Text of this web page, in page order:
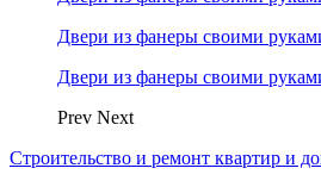
Двери из фанеры своими
Двери из фанеры своими
Prev Next
Строительство и ремонт квартир и